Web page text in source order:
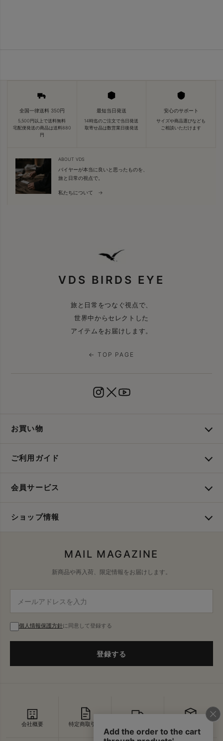
全国一律送料 350円
5,500円以上で送料無料
宅配便発送の商品は送料880
円
最短当日発送
14時迄のご注文で当日発送
取寄せ品は数営業日後発送
安心のサポート
サイズや商品選びなども
ご相談いただけます
ABOUT VDS
バイヤーが本当に良いと思ったものを、
旅と日常の視点で。
私たちについて →
VDS BIRDS EYE
旅と日常をつなぐ視点で、
世界中からセレクトした
アイテムをお届けします。
← TOP PAGE
お買い物
ご利用ガイド
会員サービス
ショップ情報
MAIL MAGAZINE
新商品や再入荷、限定情報をお届けします。
個人情報保護方針に同意して登録する
登録する
会社概要 特定商取引法